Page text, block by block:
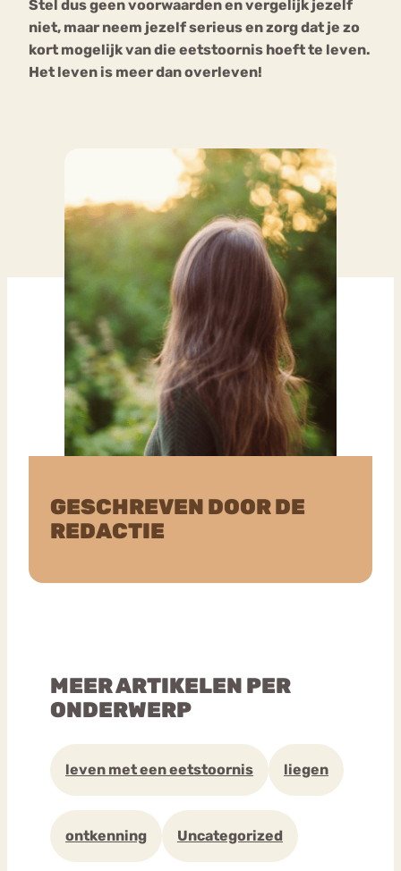
Stel dus geen voorwaarden en vergelijk jezelf
niet, maar neem jezelf serieus en zorg dat je zo
kort mogelijk van die eetstoornis hoeft te leven.
Het leven is meer dan overleven!
GESCHREVEN DOOR DE
REDACTIE
MEER ARTIKELEN PER
ONDERWERP
leven met een eetstoornis liegen
ontkenning Uncategorized